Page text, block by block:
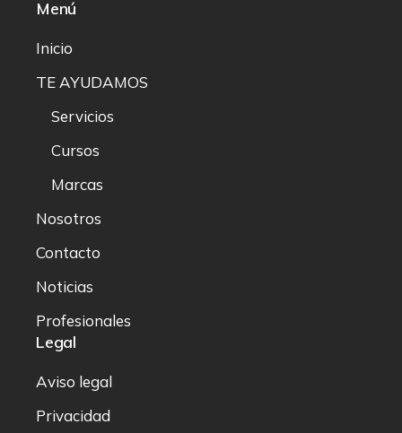
Menú
Inicio
TE AYUDAMOS
Servicios
Cursos
Marcas
Nosotros
Contacto
Noticias
Profesionales
Legal
Aviso legal
Privacidad